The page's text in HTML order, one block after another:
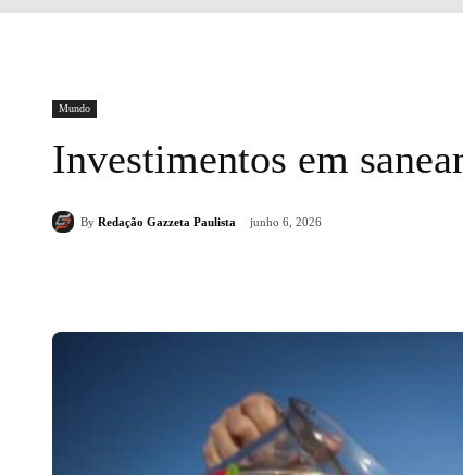
Mundo
Investimentos em
By Redação Gazzeta Paulista junho 6, 2026